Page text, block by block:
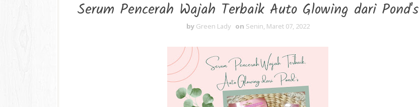
Serum Pencerah Wajah Terbaik Auto Glowing dari Pond's
by Green Lady on Senin, Maret 07, 2022